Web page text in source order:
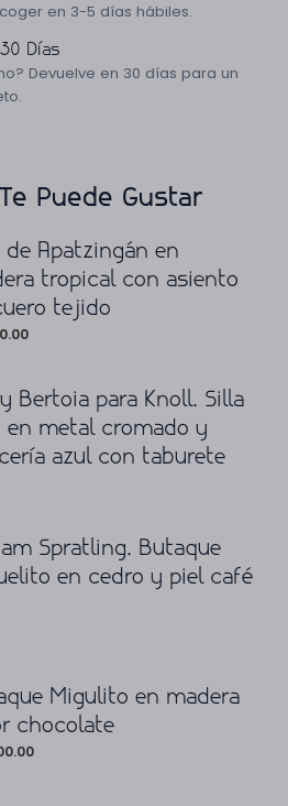
en 3-5 días hábiles.
Días
Devuelve en 30 días para un
Puede Gustar
de Apatzingán en
tropical con asiento
tejido
Bertoia para Knoll. Silla
en metal cromado y
azul con taburete
Spratling. Butaque
en cedro y piel café
Migulito en madera
chocolate